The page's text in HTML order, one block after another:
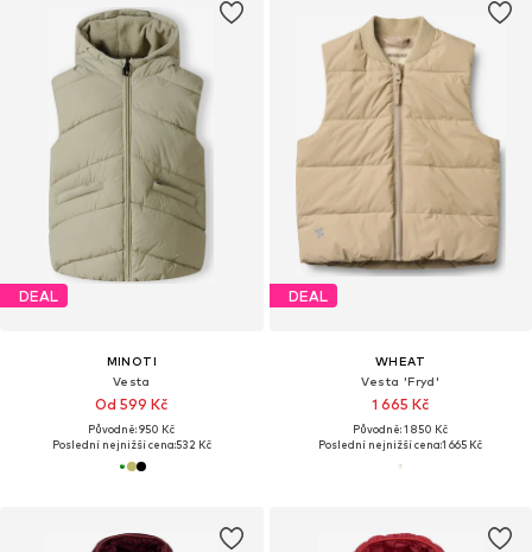
DEAL
MINOTI
Vesta
Od 599 Kč
Původně: 950 Kč
Poslední nejnižší cena:532 Kč
DEAL
WHEAT
Vesta 'Fryd'
1 665 Kč
Původně: 1 850 Kč
Poslední nejnižší cena:1 665 Kč